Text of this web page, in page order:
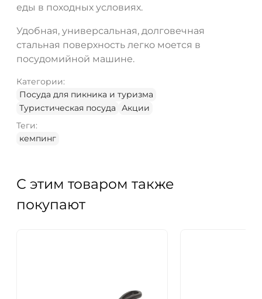
еды в походных условиях.
Удобная, универсальная, долговечная
стальная поверхность легко моется в
посудомийной машине.
Категории:
Посуда для пикника и туризма
Туристическая посуда
Акции
Теги:
кемпинг
С этим товаром также
покупают